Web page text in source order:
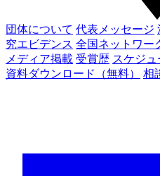
団体について 代表メッセージ
究エビデンス 全国ネットワー
メディア掲載 受賞歴 スケジュ
資料ダウンロード（無料）
相